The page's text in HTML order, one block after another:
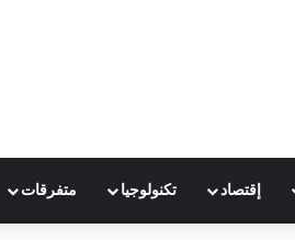
إقتصاد تكنولوجيا متفرقات